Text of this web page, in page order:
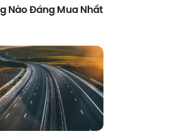
Nào Đáng Mua Nhất